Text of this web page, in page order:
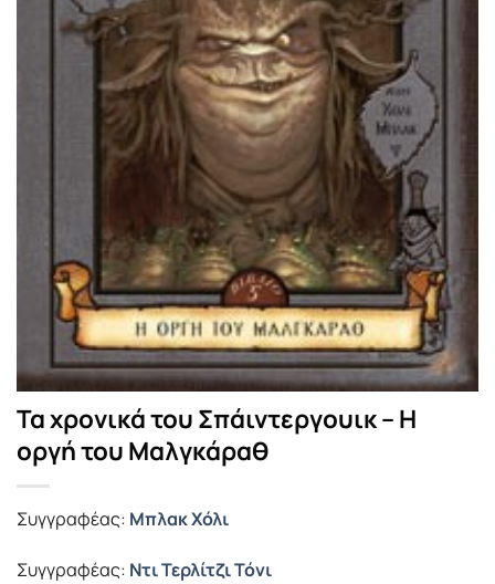
Τα χρονικά του Σπάιντεργουικ – Η
οργή του Μαλγκάραθ
Συγγραφέας: Μπλακ Χόλι
Συγγραφέας: Ντι Τερλίτζι Τόνι